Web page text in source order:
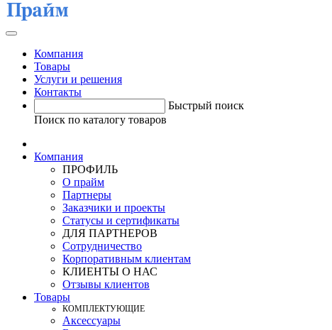
Компания
Товары
Услуги и решения
Контакты
Быстрый поиск
Поиск по каталогу товаров
Компания
ПРОФИЛЬ
О прайм
Партнеры
Заказчики и проекты
Статусы и сертификаты
ДЛЯ ПАРТНЕРОВ
Сотрудничество
Корпоративным клиентам
КЛИЕНТЫ О НАС
Отзывы клиентов
Товары
КOМПЛЕКТУЮЩИЕ
Аксессуары